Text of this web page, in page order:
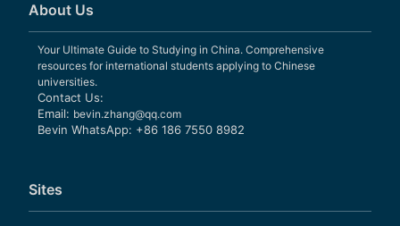
About Us
Your Ultimate Guide to Studying in China. Comprehensive
resources for international students applying to Chinese
universities.
Contact Us:
Email: bevin.zhang@qq.com
Bevin WhatsApp: +86 186 7550 8982
Sites